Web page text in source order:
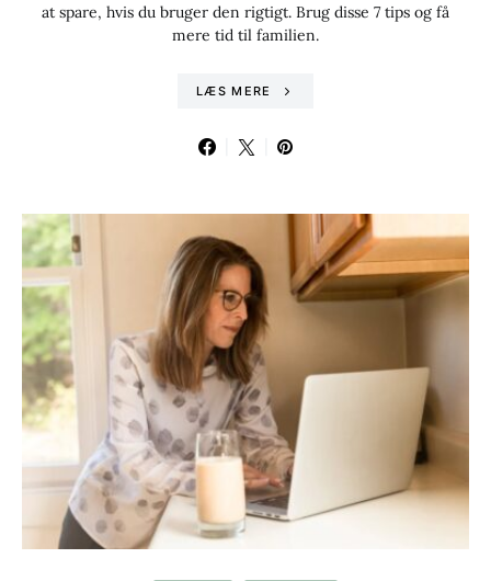
at spare, hvis du bruger den rigtigt. Brug disse 7 tips og få
mere tid til familien.
LÆS MERE